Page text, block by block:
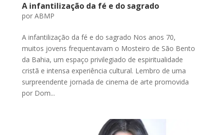
A infantilização da fé e do sagrado
por ABMP
A infantilização da fé e do sagrado Nos anos 70,
muitos jovens frequentavam o Mosteiro de São Bento
da Bahia, um espaço privilegiado de espiritualidade
cristã e intensa experiência cultural. Lembro de uma
surpreendente jornada de cinema de arte promovida
por Dom...